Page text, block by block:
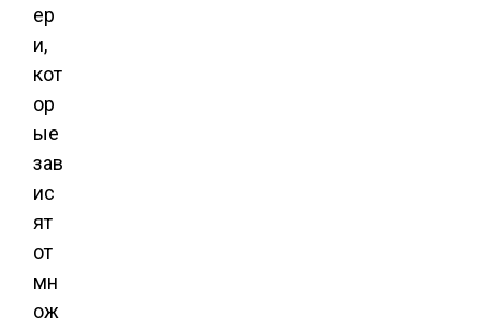
ер
и,
кот
ор
ые
зав
ис
ят
от
мн
ож